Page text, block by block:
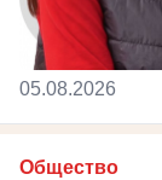
05.08.2026
Общество